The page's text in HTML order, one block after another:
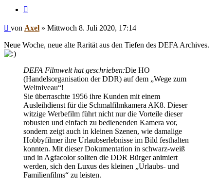
Beitrag
von Axel » Mittwoch 8. Juli 2020, 17:14
Neue Woche, neue alte Rarität aus den Tiefen des DEFA Archives.
DEFA Filmwelt hat geschrieben:Die HO
(Handelsorganisation der DDR) auf dem „Wege zum
Weltniveau“!
Sie überraschte 1956 ihre Kunden mit einem
Ausleihdienst für die Schmalfilmkamera AK8. Dieser
witzige Werbefilm führt nicht nur die Vorteile dieser
robusten und einfach zu bedienenden Kamera vor,
sondern zeigt auch in kleinen Szenen, wie damalige
Hobbyfilmer ihre Urlaubserlebnisse im Bild festhalten
konnten. Mit dieser Dokumentation in schwarz-weiß
und in Agfacolor sollten die DDR Bürger animiert
werden, sich den Luxus des kleinen „Urlaubs- und
Familienfilms“ zu leisten.